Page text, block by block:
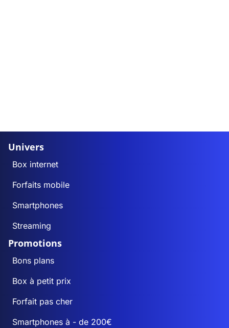
Univers
Box internet
Forfaits mobile
Smartphones
Streaming
Promotions
Bons plans
Box à petit prix
Forfait pas cher
Smartphones à - de 200€